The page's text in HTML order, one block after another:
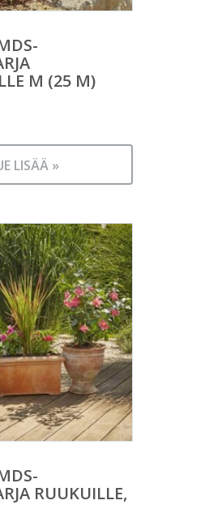
M (25 M)
LISÄÄ »
RUUKUILLE,